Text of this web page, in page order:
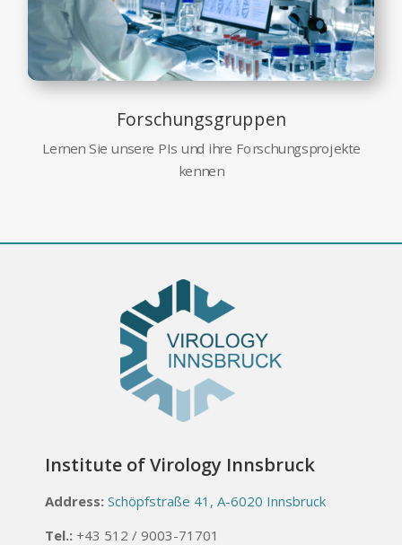
Forschungsgruppen
Lernen Sie unsere PIs und ihre Forschungsprojekte
kennen
Institute of Virology Innsbruck
Address: Schöpfstraße 41, A-6020 Innsbruck
Tel.: +43 512 / 9003-71701